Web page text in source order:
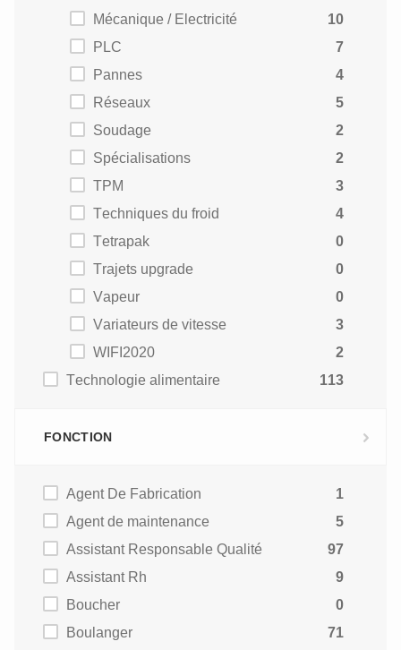
Mécanique / Electricité
10
PLC
7
Pannes
4
Réseaux
5
Soudage
2
Spécialisations
2
TPM
3
Techniques du froid
4
Tetrapak
0
Trajets upgrade
0
Vapeur
0
Variateurs de vitesse
3
WIFI2020
2
Technologie alimentaire
113
FONCTION
Agent De Fabrication
1
Agent de maintenance
5
Assistant Responsable Qualité
97
Assistant Rh
9
Boucher
0
Boulanger
71